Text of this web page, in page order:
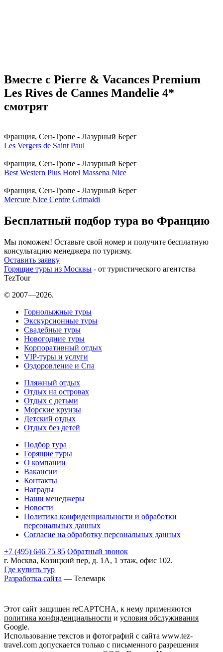
Вместе с Pierre & Vacances Premium
Les Rives de Cannes Mandelie 4*
смотрят
Франция, Cен-Тропе - Лазурный Берег
Les Vergers de Saint Paul
Франция, Cен-Тропе - Лазурный Берег
Best Western Plus Hotel Massena Nice
Франция, Cен-Тропе - Лазурный Берег
Mercure Nice Centre Grimaldi
Бесплатный подбор тура во Францию
Мы поможем! Оставьте свой номер и получите бесплатную
консультацию менеджера по туризму.
Оставить заявку
Горящие туры из Москвы - от туристического агентства
TezTour
© 2007—2026.
Горнолыжные туры
Экскурсионные туры
Свадебные туры
Новогодние туры
Корпоративный отдых
VIP-туры и услуги
Оздоровление и Спа
Пляжный отдых
Отдых на островах
Отдых с детьми
Морские круизы
Детский отдых
Отдых без детей
Подбор тура
Горящие туры
О компании
Вакансии
Контакты
Награды
Наши менеджеры
Новости
Политика конфиденциальности и обработки
персональных данных
Согласие на обработку персональных данных
+7 (495) 646 75 85 Обратный звонок
г. Москва, Козицкий пер, д. 1А, 1 этаж, офис 102.
Где купить тур
Разработка сайта — Телемарк
Этот сайт защищен reCAPTCHA, к нему применяются
политика конфиденциальности и условия обслуживания
Google.
Использование текстов и фотографий с сайта www.tez-
travel.com допускается только с письменного разрешения